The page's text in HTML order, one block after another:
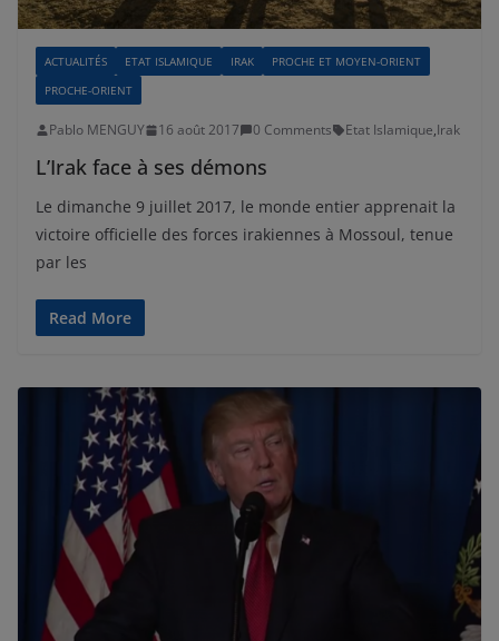
ACTUALITÉS ETAT ISLAMIQUE IRAK
PROCHE ET MOYEN-ORIENT
PROCHE-ORIENT
Pablo MENGUY 16 août 2017 0 Comments Etat Islamique,Irak
L’Irak face à ses démons
Le dimanche 9 juillet 2017, le monde entier apprenait la
victoire officielle des forces irakiennes à Mossoul, tenue
par les
Read More